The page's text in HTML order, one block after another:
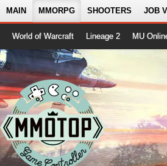
MAIN MMORPG SHOOTERS JOB
World of Warcraft Lineage 2 MU